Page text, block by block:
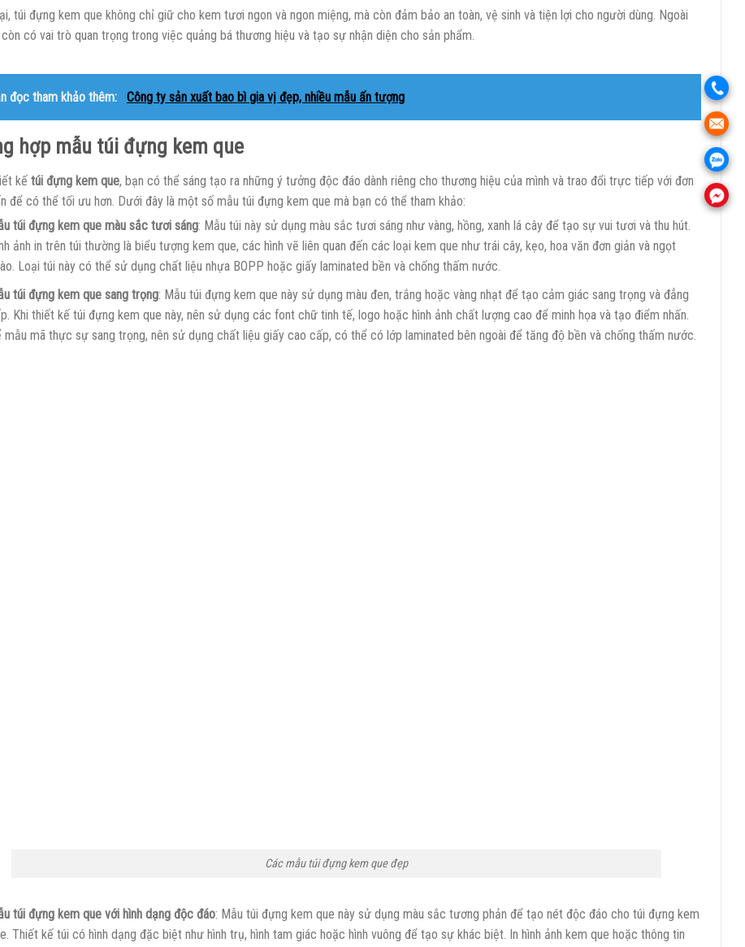
túi đựng kem que không chỉ giữ cho kem tươi ngon và ngon miệng, mà còn đảm bảo an toàn, vệ sinh và tiện lợi cho người dùng. Ngoài
có vai trò quan trọng trong việc quảng bá thương hiệu và tạo sự nhận diện cho sản phẩm.
đọc tham khảo thêm: Công ty sản xuất bao bì gia vị đẹp, nhiều mẫu ấn tượng
hợp mẫu túi đựng kem que
kế túi đựng kem que, bạn có thể sáng tạo ra những ý tưởng độc đáo dành riêng cho thương hiệu của mình và trao đổi trực tiếp với đơn
để có thể tối ưu hơn. Dưới đây là một số mẫu túi đựng kem que mà bạn có thể tham khảo:
túi đựng kem que màu sắc tươi sáng: Mẫu túi này sử dụng màu sắc tươi sáng như vàng, hồng, xanh lá cây để tạo sự vui tươi và thu hút.
ảnh in trên túi thường là biểu tượng kem que, các hình vẽ liên quan đến các loại kem que như trái cây, kẹo, hoa văn đơn giản và ngọt
Loại túi này có thể sử dụng chất liệu nhựa BOPP hoặc giấy laminated bền và chống thấm nước.
túi đựng kem que sang trọng: Mẫu túi đựng kem que này sử dụng màu đen, trắng hoặc vàng nhạt để tạo cảm giác sang trọng và đẳng
Khi thiết kế túi đựng kem que này, nên sử dụng các font chữ tinh tế, logo hoặc hình ảnh chất lượng cao để minh họa và tạo điểm nhấn.
mẫu mã thực sự sang trọng, nên sử dụng chất liệu giấy cao cấp, có thể có lớp laminated bên ngoài để tăng độ bền và chống thấm nước.
Các mẫu túi đựng kem que đẹp
túi đựng kem que với hình dạng độc đáo: Mẫu túi đựng kem que này sử dụng màu sắc tương phản để tạo nét độc đáo cho túi đựng kem
Thiết kế túi có hình dạng đặc biệt như hình trụ, hình tam giác hoặc hình vuông để tạo sự khác biệt. In hình ảnh kem que hoặc thông tin
.
.
.
.